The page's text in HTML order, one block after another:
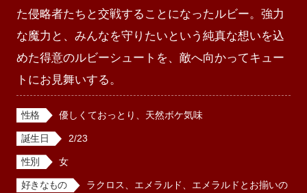
た侵略者たちと交戦することになったルビー。強力
な魔力と、みんなを守りたいという純真な想いを込
めた得意のルビーシュートを、敵へ向かってキュー
トにお見舞いする。
性格 優しくておっとり、天然ボケ気味
誕生日 2/23
性別 女
好きなもの
ラクロス、エメラルド、エメラルドとお揃いの